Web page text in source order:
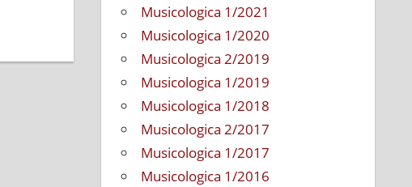
Musicologica 1/2021
Musicologica 1/2020
Musicologica 2/2019
Musicologica 1/2019
Musicologica 1/2018
Musicologica 2/2017
Musicologica 1/2017
Musicologica 1/2016